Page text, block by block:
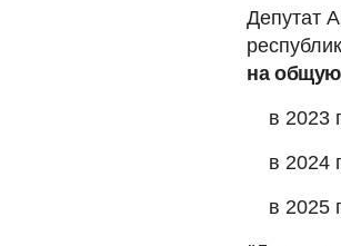
Депутат
на общую
в 2023
в 2024
в 2025